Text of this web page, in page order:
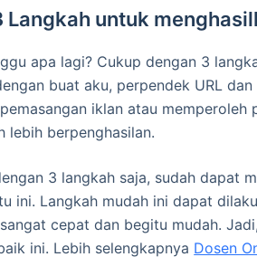
Langkah untuk
apa lagi? Cukup dengan 3
buat aku, perpendek URL
iklan atau
lebih berpenghasilan.
3 langkah saja, sudah dapat
ini. Langkah mudah ini dapat
cepat dan begitu mudah.
ini. Lebih selengkapnya Dosen